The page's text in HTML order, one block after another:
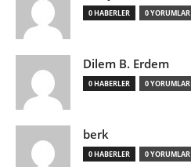
0 HABERLER 0 YORUMLAR
Dilem B. Erdem
0 HABERLER 0 YORUMLAR
berk
0 HABERLER 0 YORUMLAR